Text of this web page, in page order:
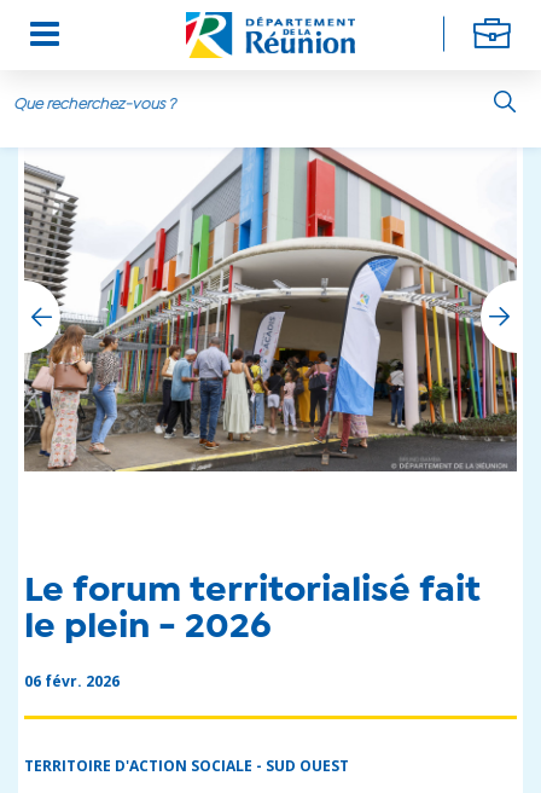
Le forum territorialisé fait
le plein - 2026
06 févr. 2026
TERRITOIRE D'ACTION SOCIALE - SUD OUEST